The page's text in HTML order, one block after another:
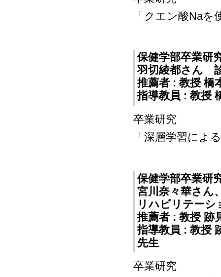
「クエン酸Na
保健学部卒業研
羽切綾都さん
推薦者 : 教授 橋
指導教員 : 教授
卒業研究
「深層学習によ
保健学部卒業研
宮川奈々華さん
リハビリテーシ
推薦者 : 教授 跡
指導教員 : 教授
先生
卒業研究